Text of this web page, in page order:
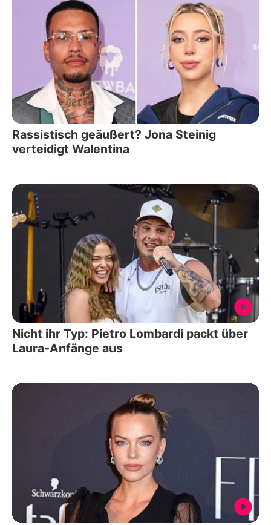
Rassistisch geäußert? Jona Steinig
verteidigt Walentina
Nicht ihr Typ: Pietro Lombardi packt über
Laura-Anfänge aus